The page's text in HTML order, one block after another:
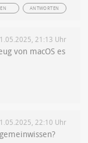
ANTWORTEN
21:13 Uhr
von macOS es
22:10 Uhr